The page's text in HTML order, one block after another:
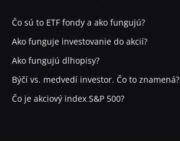
Čo sú to ETF fondy a ako fungujú?
Ako funguje investovanie do akcií?
Ako fungujú dlhopisy?
Býčí vs. medvedí investor. Čo to znamená?
Čo je akciový index S&P 500?